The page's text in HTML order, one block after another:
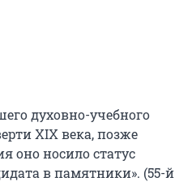
духовно-учебного
XIX века, позже
оно носило статус
в памятники». (55-й